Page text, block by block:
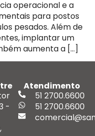
operacional e a
para postos
pesados. Além de
implantar um
aumenta a […]
-
Atendimento
51 2700.6600
51 2700.6600